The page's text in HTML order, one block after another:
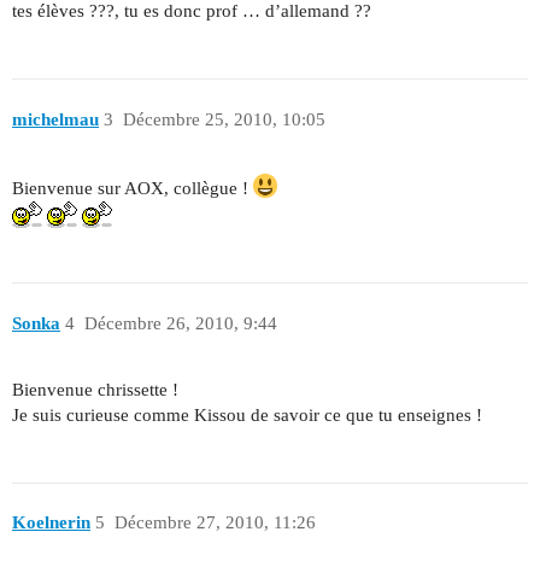
tes élèves ???, tu es donc prof … d’allemand ??
michelmau Décembre 25, 2010, 10:05
3
Bienvenue sur AOX, collègue !
Sonka Décembre 26, 2010, 9:44
4
Bienvenue chrissette !
Je suis curieuse comme Kissou de savoir ce que tu enseignes !
Koelnerin Décembre 27, 2010, 11:26
5